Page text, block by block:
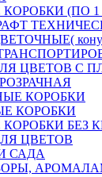
(ПО
ЦВЕТОВ С
КОРОБКИ
КОРОБКИ
БЕЗ
ЦВЕТОВ
САДА